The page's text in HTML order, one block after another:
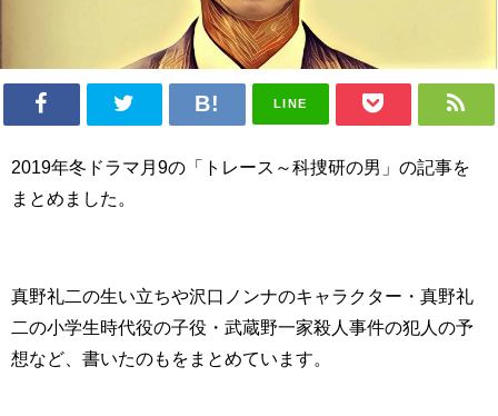
LINE
2019年冬ドラマ月9の「トレース～科捜研の男」の記事を
まとめました。
真野礼二の生い立ちや沢口ノンナのキャラクター・真野礼
二の小学生時代役の子役・武蔵野一家殺人事件の犯人の予
想など、書いたのもをまとめています。